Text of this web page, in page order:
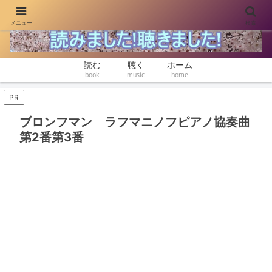
読む
book
聴く
music
ホーム
home
PR
ブロンフマン ラフマニノフピアノ協奏曲
第2番第3番
メニュー 検索